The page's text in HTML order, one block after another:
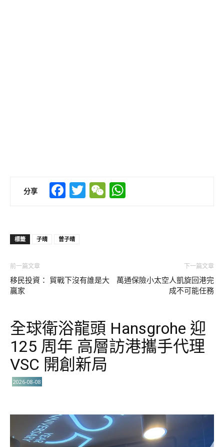
分享 Facebook
TwitterWeChat
標籤 子晴 曾子晴
前一篇文章
移民投資： 貿戰下沒有誰是大
贏家
下一篇文章
萬通保險小太空人凱旋回港完
成不可能任務
全球衛浴龍頭 Hansgrohe 迎
125 周年 高層訪港攜手代理
VSC 開創新局
2026-08-08